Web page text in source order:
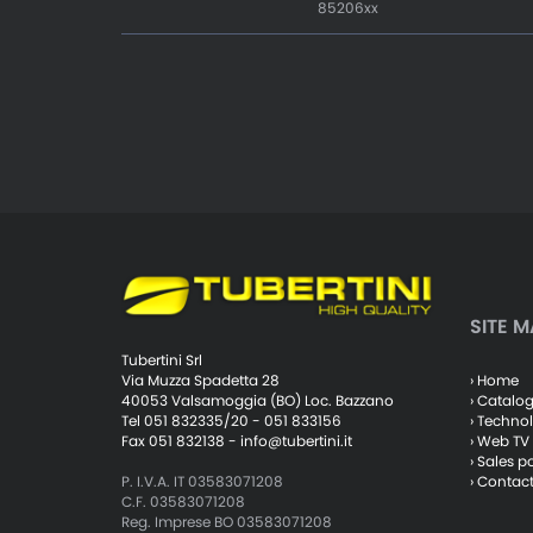
85206xx
Tubertini Srl
Via Muzza Spadetta 28
40053 Valsamoggia (BO) Loc. Bazzano
Tel 051 832335/20 - 051 833156
Fax 051 832138 - info@tubertini.it
P. I.V.A. IT 03583071208
C.F. 03583071208
Reg. Imprese BO 03583071208
SITE
› Home
›
›
› Web TV
› Sales
›